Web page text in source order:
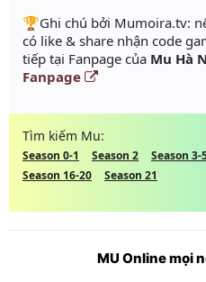
️🏆Ghi chú bởi Mumoira.tv:
có like & share nhận code
tiếp tại Fanpage của Mu Hà
Fanpage
Tìm kiếm Mu:
Season 0-1 Season 2 Season 3-
Season 16-20
Season 21
MU Online mọi